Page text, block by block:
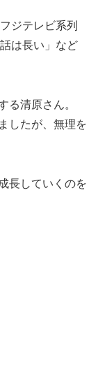
ジテレビ系列
は長い」など
る清原さん。
したが、無理を
長していくのを